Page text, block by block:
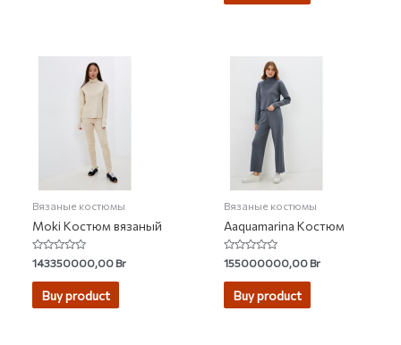
Вязаные костюмы
Moki Костюм вязаный
Rated
0
out
143350000,00Br
Buy product
Вязаные костюмы
Aaquamarina Костюм
Rated
0
out
155000000,00Br
Buy product